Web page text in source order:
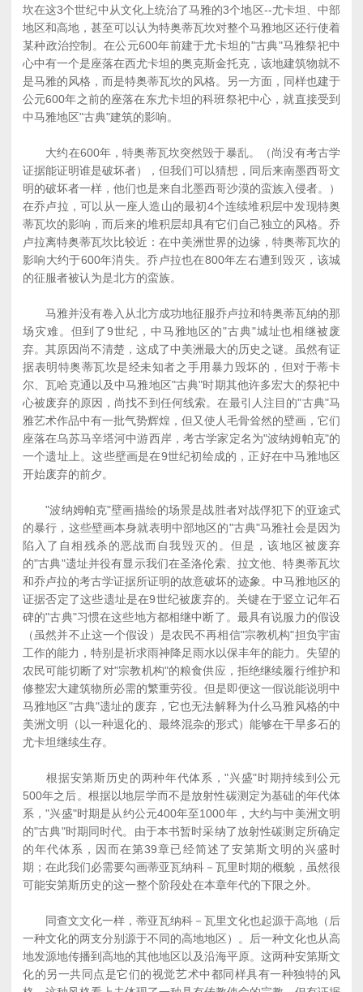
坎在这3个世纪中从文化上统治了马雅的3个地区--尤卡坦、中部
地区和高地，甚至可以认为特奥蒂瓦坎对整个马雅地区还行使着
某种政治控制。在公元600年前建于尤卡坦的"古典"马雅祭祀中
心中有一个是座落在西尤卡坦的奥克斯金托克，该地建筑物就不
是马雅的风格，而是特奥蒂瓦坎的风格。另一方面，同样也建于
公元600年之前的座落在东尤卡坦的科班祭祀中心，就直接受到
中马雅地区"古典"建筑的影响。
大约在600年，特奥蒂瓦坎突然毁于暴乱。（尚没有考古学
证据能证明谁是破坏者），但我们可以猜想，同后来南墨西哥文
明的破坏者一样，他们也是来自北墨西哥沙漠的蛮族入侵者。）
在乔卢拉，可以从一座人造山的最初4个连续堆积层中发现特奥
蒂瓦坎的影响，而后来的堆积层却具有它们自己独立的风格。乔
卢拉离特奥蒂瓦坎比较近：在中美洲世界的边缘，特奥蒂瓦坎的
影响大约于600年消失。乔卢拉也在800年左右遭到毁灭，该城
的征服者被认为是北方的蛮族。
马雅并没有卷入从北方成功地征服乔卢拉和特奥蒂瓦纳的那
场灾难。但到了9世纪，中马雅地区的"古典"城址也相继被废
弃。其原因尚不清楚，这成了中美洲最大的历史之谜。虽然有证
据表明特奥蒂瓦坎是经未知者之手用暴力毁坏的，但对于蒂卡
尔、瓦哈克通以及中马雅地区"古典"时期其他许多宏大的祭祀中
心被废弃的原因，尚找不到任何线索。在最引人注目的"古典"马
雅艺术作品中有一批气势辉煌，但又使人毛骨耸然的壁画，它们
座落在乌苏马辛塔河中游西岸，考古学家定名为"波纳姆帕克"的
一个遗址上。这些壁画是在9世纪初绘成的，正好在中马雅地区
开始废弃的前夕。
"波纳姆帕克"壁画描绘的场景是战胜者对战俘犯下的亚途式
的暴行，这些壁画本身就表明中部地区的"古典"马雅社会是因为
陷入了自相残杀的恶战而自我毁灭的。但是，该地区被废弃
的"古典"遗址并役有显示我们在圣洛伦索、拉文他、特奥蒂瓦坎
和乔卢拉的考古学证据所证明的故意破坏的迹象。中马雅地区的
证据否定了这些遗址是在9世纪被废弃的。关键在于竖立记年石
碑的"古典"习惯在这些地方都相继中断了。最具有说服力的假设
（虽然并不止这一个假设）是农民不再相信"宗教机构"担负宇宙
工作的能力，特别是祈求雨神降足雨水以保丰年的能力。失望的
农民可能切断了对"宗教机构"的粮食供应，拒绝继续履行维护和
修整宏大建筑物所必需的繁重劳役。但是即便这一假说能说明中
马雅地区"古典"遗址的废弃，它也无法解释为什么马雅风格的中
美洲文明（以一种退化的、最终混杂的形式）能够在干旱多石的
尤卡坦继续生存。
根据安第斯历史的两种年代体系，"兴盛"时期持续到公元
500年之后。根据以地层学而不是放射性碳测定为基础的年代体
系，"兴盛"时期是从约公元400年至1000年，大约与中美洲文明
的"古典"时期同时代。由于本书暂时采纳了放射性碳测定所确定
的年代体系，因而在第39章已经简述了安第斯文明的兴盛时
期；在此我们必需要勾画蒂亚瓦纳科－瓦里时期的概貌，虽然很
可能安第斯历史的这一整个阶段处在本章年代的下限之外。
同查文文化一样，蒂亚瓦纳科－瓦里文化也起源于高地（后
一种文化的两支分别源于不同的高地地区）。后一种文化也从高
地发源地传播到高地的其他地区以及沿海平原。这两种安第斯文
化的另一共同点是它们的视觉艺术中都同样具有一种独特的风